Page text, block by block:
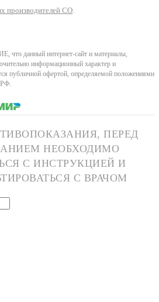
производителей СО
данный интернет-сайт и материалы,
информационный характер и
публичной офертой, определяемой положениями
РФ.
ПЕРЕД
НЕОБХОДИМО
С ИНСТРУКЦИЕЙ И
С ВРАЧОМ